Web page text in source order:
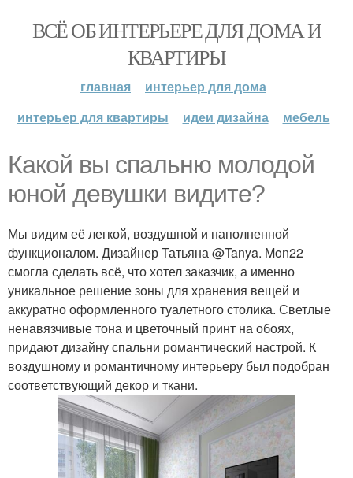
ВСЁ ОБ ИНТЕРЬЕРЕ ДЛЯ ДОМА И
КВАРТИРЫ
главная
интерьер для дома
интерьер для квартиры
идеи дизайна мебель
Какой вы спальню молодой
юной девушки видите?
Мы видим её легкой, воздушной и наполненной
функционалом. Дизайнер Татьяна @Tanya. Mon22
смогла сделать всё, что хотел заказчик, а именно
уникальное решение зоны для хранения вещей и
аккуратно оформленного туалетного столика. Светлые
ненавязчивые тона и цветочный принт на обоях,
придают дизайну спальни романтический настрой. К
воздушному и романтичному интерьеру был подобран
соответствующий декор и ткани.